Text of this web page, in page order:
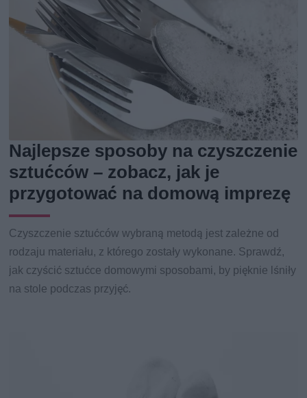
Najlepsze sposoby na czyszczenie
sztućców – zobacz, jak je
przygotować na domową imprezę
Czyszczenie sztućców wybraną metodą jest zależne od
rodzaju materiału, z którego zostały wykonane. Sprawdź,
jak czyścić sztućce domowymi sposobami, by pięknie lśniły
na stole podczas przyjęć.